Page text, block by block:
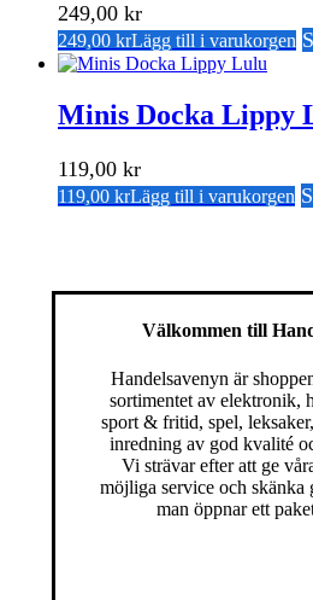
249,00 kr
249,00 krLägg till i varukorgen
Minis Docka Lippy
119,00 kr
119,00 krLägg till i varukorgen
Välkommen till
Handelsavenyn är
sortimentet av elektronik,
sport & fritid, spel,
inredning av god kvalité
Vi strävar efter att ge
möjliga service och skänka
man öppnar ett